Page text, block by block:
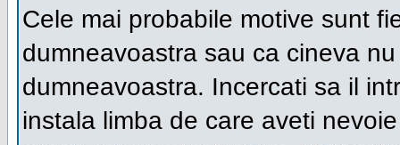
Cele mai probabile motive sunt
dumneavoastra sau ca cineva
dumneavoastra. Incercati sa il
instala limba de care aveti